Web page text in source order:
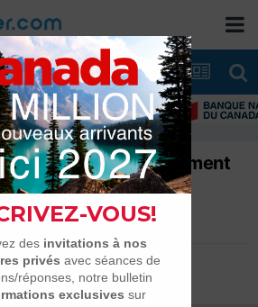
: traitement
2026
Québec